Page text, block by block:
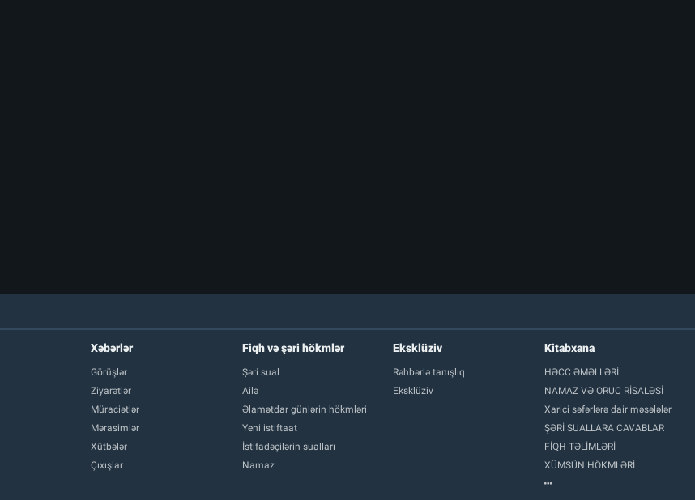
Xəbərlər
Görüşlər
Ziyarətlər
Müraciətlər
Mərasimlər
Xütbələr
Çıxışlar
Fiqh və şəri hökmlər
Şəri sual
Ailə
Əlamətdar günlərin hökmləri
Yeni istiftaat
İstifadəçilərin sualları
Namaz
Eksklüziv
Rəhbərlə tanışlıq
Eksklüziv
Kitabxana
HƏCC ƏMƏLLƏRİ
NAMAZ VƏ ORUC RİSALƏSİ
Xarici səfərlərə dair məsələlər
ŞƏRİ SUALLARA CAVABLAR
FİQH TƏLİMLƏRİ
XÜMSÜN HÖKMLƏRİ